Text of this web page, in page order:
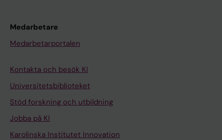
Medarbetare
Medarbetarportalen
Kontakta och besök KI
Universitetsbiblioteket
Stöd forskning och utbildning
Jobba på KI
Karolinska Institutet Innovation